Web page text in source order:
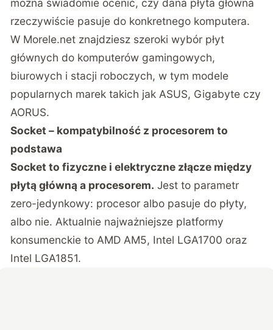
można świadomie ocenić, czy dana płyta główna
rzeczywiście pasuje do konkretnego komputera.
W Morele.net znajdziesz szeroki wybór płyt
głównych do komputerów gamingowych,
biurowych i stacji roboczych, w tym modele
popularnych marek takich jak ASUS, Gigabyte czy
AORUS.
Socket – kompatybilność z procesorem to
podstawa
Socket to fizyczne i elektryczne złącze między
płytą główną a procesorem. Jest to parametr
zero-jedynkowy: procesor albo pasuje do płyty,
albo nie. Aktualnie najważniejsze platformy
konsumenckie to AMD AM5, Intel LGA1700 oraz
Intel LGA1851.